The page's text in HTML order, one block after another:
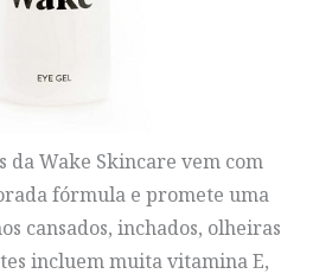
da Wake Skincare vem com
fórmula e promete uma
cansados, inchados, olheiras
incluem muita vitamina E,